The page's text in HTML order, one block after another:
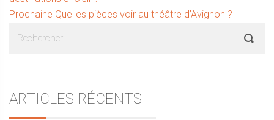
de
l’article
Prochaine Article
Quelles pièces voir au théâtre d’Avignon ?
Sidebar
ARTICLES RÉCENTS